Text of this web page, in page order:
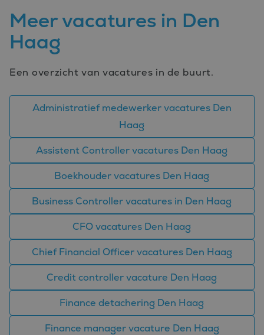
Meer vacatures in Den
Haag
Een overzicht van vacatures in de buurt.
Administratief medewerker vacatures Den
Haag
Assistent Controller vacatures Den Haag
Boekhouder vacatures Den Haag
Business Controller vacatures in Den Haag
CFO vacatures Den Haag
Chief Financial Officer vacatures Den Haag
Credit controller vacature Den Haag
Finance detachering Den Haag
Finance manager vacature Den Haag